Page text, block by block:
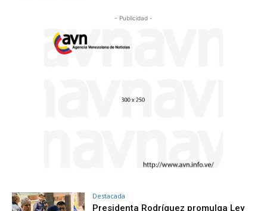
- Publicidad -
Destacada
Presidenta Rodríguez promulga Ley